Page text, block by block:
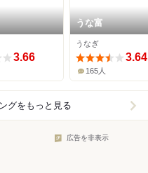
3.66
うな富
うなぎ
3.64
165人
グをもっと見る
広告を非表示